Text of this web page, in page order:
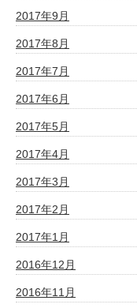
2017年9月
2017年8月
2017年7月
2017年6月
2017年5月
2017年4月
2017年3月
2017年2月
2017年1月
2016年12月
2016年11月